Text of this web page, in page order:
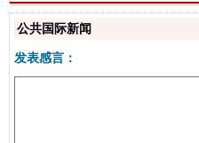
揭批美国五大"原
公共国际新闻
发表感言：